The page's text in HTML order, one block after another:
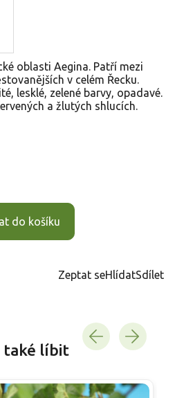
do košíku
oblasti Aegina. Patří mezi
v celém Řecku.
lesklé, zelené barvy, opadavé.
a žlutých shlucích.
Zeptat seHlídatSdílet
také líbit